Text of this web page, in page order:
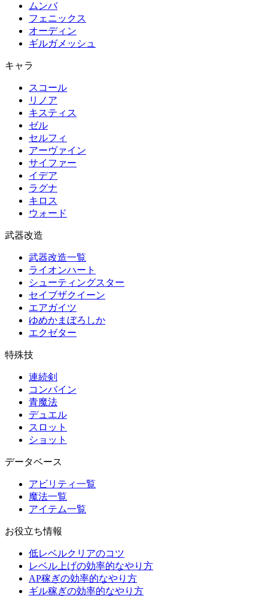
ムンバ
フェニックス
オーディン
ギルガメッシュ
キャラ
スコール
リノア
キスティス
ゼル
セルフィ
アーヴァイン
サイファー
イデア
ラグナ
キロス
ウォード
武器改造
武器改造一覧
ライオンハート
シューティングスター
セイブザクイーン
エアガイツ
ゆめかまぼろしか
エクゼター
特殊技
連続剣
コンバイン
青魔法
デュエル
スロット
ショット
データベース
アビリティ一覧
魔法一覧
アイテム一覧
お役立ち情報
低レベルクリアのコツ
レベル上げの効率的なやり方
AP稼ぎの効率的なやり方
ギル稼ぎの効率的なやり方